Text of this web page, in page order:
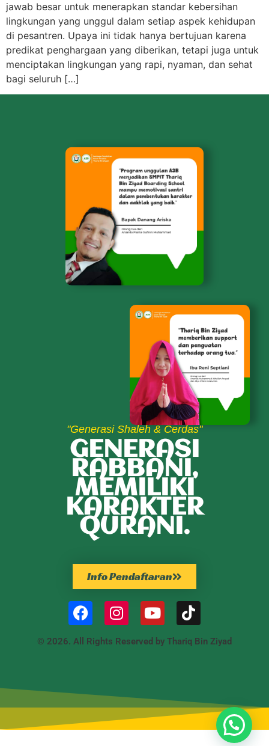
jawab besar untuk menerapkan standar kebersihan
lingkungan yang unggul dalam setiap aspek kehidupan
di pesantren. Upaya ini tidak hanya bertujuan karena
predikat penghargaan yang diberikan, tetapi juga untuk
menciptakan lingkungan yang rapi, nyaman, dan sehat
bagi seluruh […]
"Generasi Shaleh & Cerdas"
GENERASI
RABBANI,
MEMILIKI
KARAKTER
QURANI.
Info Pendaftaran
© 2026. All Rights Reserved by Thariq Bin Ziyad